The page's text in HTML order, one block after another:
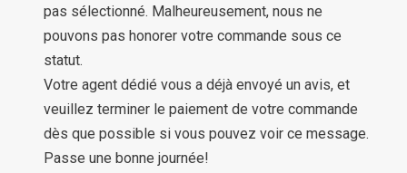
pas sélectionné. Malheureusement, nous ne
pouvons pas honorer votre commande sous ce
statut.
Votre agent dédié vous a déjà envoyé un avis, et
veuillez terminer le paiement de votre commande
dès que possible si vous pouvez voir ce message.
Passe une bonne journée!